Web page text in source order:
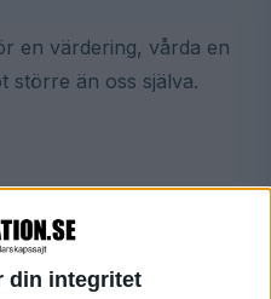
din integritet
en värdering, vårda en
större än oss själva.
“uppdrag” viskar livet